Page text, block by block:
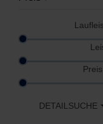
DETAILSUCHE